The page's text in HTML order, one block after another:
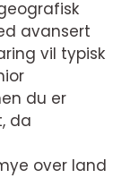
avansert
vil typisk
du er
da
over land